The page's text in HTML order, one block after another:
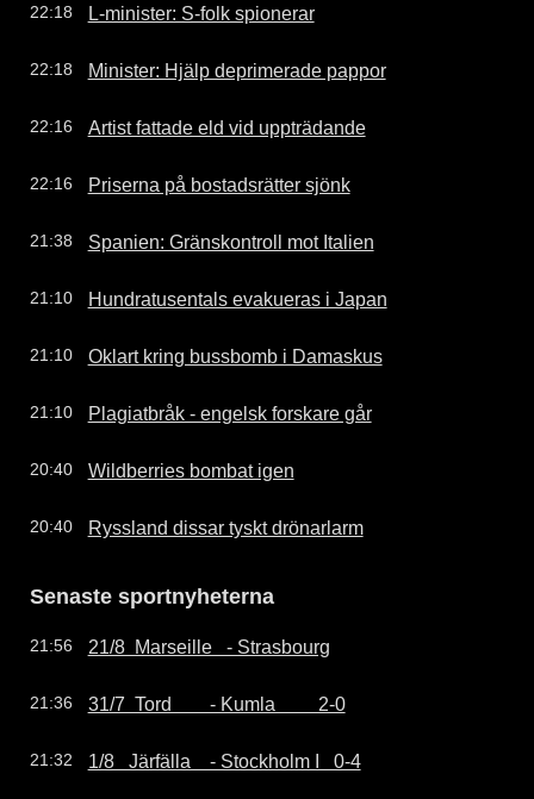
22:18 L-minister: S-folk spionerar
22:18 Minister: Hjälp deprimerade pappor
22:16 Artist fattade eld vid uppträdande
22:16 Priserna på bostadsrätter sjönk
21:38 Spanien: Gränskontroll mot Italien
21:10 Hundratusentals evakueras i Japan
21:10 Oklart kring bussbomb i Damaskus
21:10 Plagiatbråk - engelsk forskare går
20:40 Wildberries bombat igen
20:40 Ryssland dissar tyskt drönarlarm
Senaste sportnyheterna
21:56 21/8  Marseille   - Strasbourg
21:36 31/7  Tord        - Kumla         2-0
21:32 1/8   Järfälla    - Stockholm I   0-4